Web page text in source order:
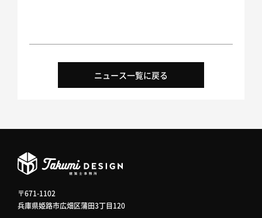
一戸建てリノベーション
マンションリノベーション
ニュース
ニュース一覧に戻る
〒671-1102
兵庫県姫路市広畑区蒲田3丁目120